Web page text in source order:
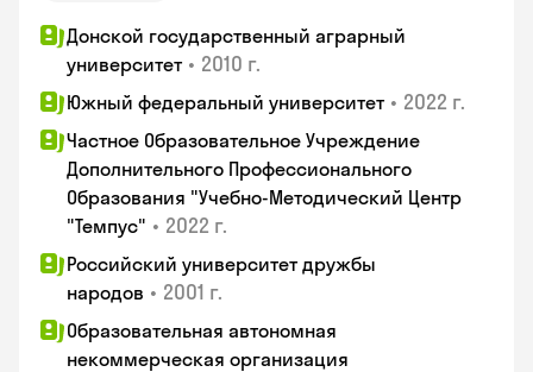
Донской государственный аграрный
университет • 2010 г.
Южный федеральный университет • 2022 г.
Частное Образовательное Учреждение
Дополнительного Профессионального
Образования "Учебно-Методический Центр
"Темпус" • 2022 г.
Российский университет дружбы
народов • 2001 г.
Образовательная автономная
некоммерческая организация